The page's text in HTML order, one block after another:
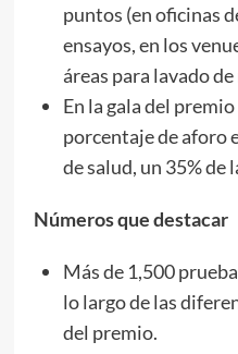
puntos (en oficinas
ensayos, en los
áreas para lavado
En la gala del
porcentaje de aforo
de salud, un 35% de
Números que destacar
Más de 1,500
lo largo de las
del premio.